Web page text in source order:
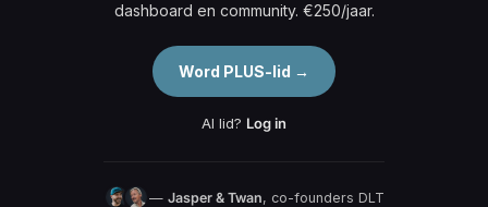
dashboard en community. €250/jaar.
Word PLUS-lid →
Al lid? Log in
— Jasper & Twan, co-founders DLT